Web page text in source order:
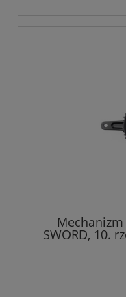
Mechanizm
SWORD, 10.
31T, Ramię